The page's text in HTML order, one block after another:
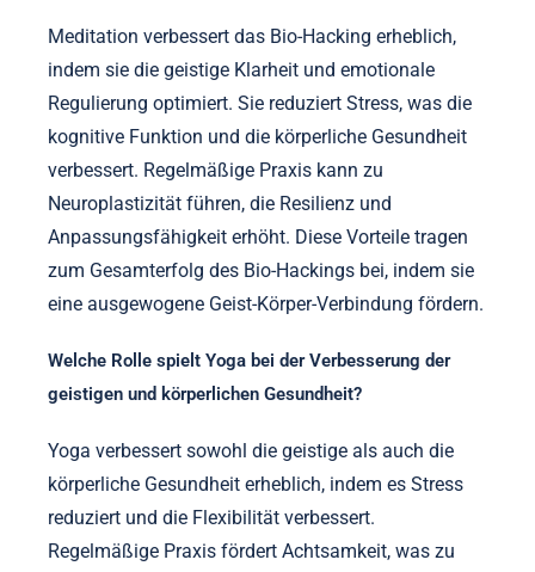
Meditation verbessert das Bio-Hacking erheblich,
indem sie die geistige Klarheit und emotionale
Regulierung optimiert. Sie reduziert Stress, was die
kognitive Funktion und die körperliche Gesundheit
verbessert. Regelmäßige Praxis kann zu
Neuroplastizität führen, die Resilienz und
Anpassungsfähigkeit erhöht. Diese Vorteile tragen
zum Gesamterfolg des Bio-Hackings bei, indem sie
eine ausgewogene Geist-Körper-Verbindung fördern.
Welche Rolle spielt Yoga bei der Verbesserung der
geistigen und körperlichen Gesundheit?
Yoga verbessert sowohl die geistige als auch die
körperliche Gesundheit erheblich, indem es Stress
reduziert und die Flexibilität verbessert.
Regelmäßige Praxis fördert Achtsamkeit, was zu